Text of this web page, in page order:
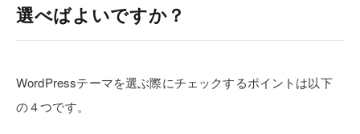
選べばよいですか？
WordPressテーマを選ぶ際にチェックするポイントは以下
の４つです。